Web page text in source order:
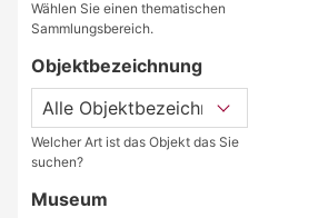
Wählen Sie einen thematischen
Sammlungsbereich.
Objektbezeichnung
Welcher Art ist das Objekt das Sie
suchen?
Museum